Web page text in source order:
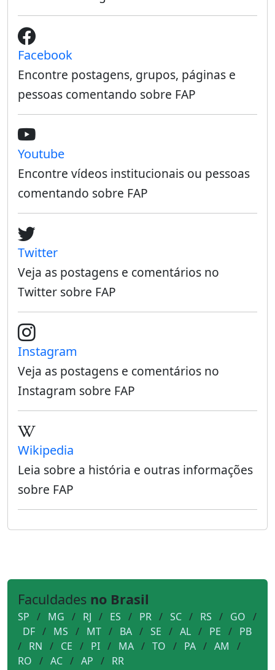
Facebook
Encontre postagens, grupos, páginas e
pessoas comentando sobre FAP
Youtube
Encontre vídeos institucionais ou pessoas
comentando sobre FAP
Twitter
Veja as postagens e comentários no
Twitter sobre FAP
Instagram
Veja as postagens e comentários no
Instagram sobre FAP
Wikipedia
Leia sobre a história e outras informações
sobre FAP
Faculdades no Brasil
SP / MG / RJ / ES / PR / SC / RS / GO /
DF / MS / MT / BA / SE / AL / PE / PB
/ RN / CE / PI / MA / TO / PA / AM /
RO / AC / AP / RR